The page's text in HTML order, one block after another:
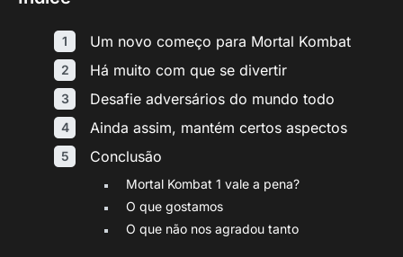
Um novo começo para Mortal Kombat
Há muito com que se divertir
Desafie adversários do mundo todo
Ainda assim, mantém certos aspectos
Conclusão
Mortal Kombat 1 vale a pena?
O que gostamos
O que não nos agradou tanto